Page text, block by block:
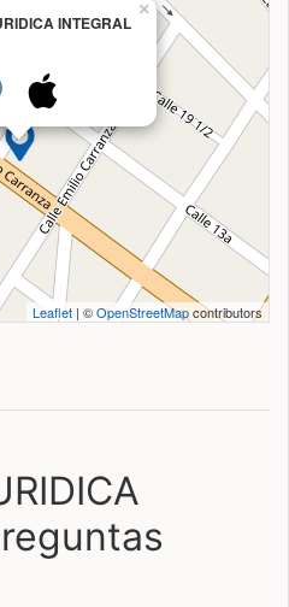
INTEGRAL
×
Leaflet | ©OpenStreetMapcontributors